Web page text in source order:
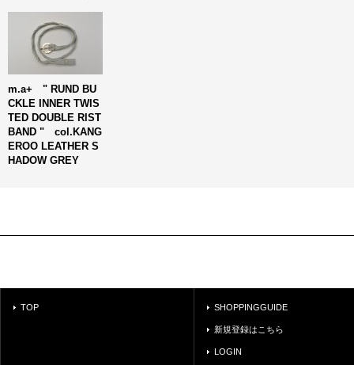
m.a+ " RUND BU
CKLE INNER TWIS
TED DOUBLE RIST
BAND " col.KANG
EROO LEATHER S
HADOW GREY
TOP SHOPPINGGUIDE
新規登録はこちら
LOGIN